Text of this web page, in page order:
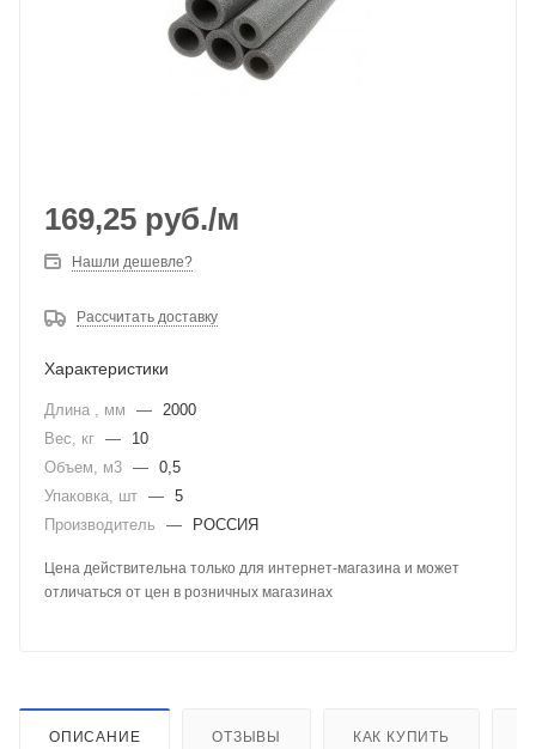
169,25 руб./м
Нашли дешевле?
Рассчитать доставку
Характеристики
Длина , мм — 2000
Вес, кг —
10
Объем, м3 — 0,5
Упаковка, шт — 5
Производитель
— РОССИЯ
Цена действительна только для интернет-магазина и может
отличаться от цен в розничных магазинах
ОПИСАНИЕ ОТЗЫВЫ КАК КУПИТЬ